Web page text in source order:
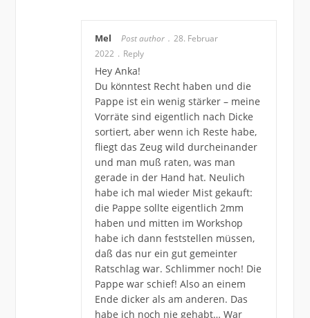
Mel Post author
28. Februar
2022
Reply
Hey Anka!
Du könntest Recht haben und die
Pappe ist ein wenig stärker – meine
Vorräte sind eigentlich nach Dicke
sortiert, aber wenn ich Reste habe,
fliegt das Zeug wild durcheinander
und man muß raten, was man
gerade in der Hand hat. Neulich
habe ich mal wieder Mist gekauft:
die Pappe sollte eigentlich 2mm
haben und mitten im Workshop
habe ich dann feststellen müssen,
daß das nur ein gut gemeinter
Ratschlag war. Schlimmer noch! Die
Pappe war schief! Also an einem
Ende dicker als am anderen. Das
habe ich noch nie gehabt… War